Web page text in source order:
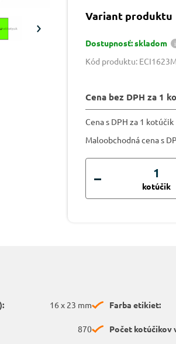
Variant produktu
Dostupnosť: skladom
Kód produktu:
Cena bez DPH za 1
Cena s DPH za 1 kotúčik
Maloobchodná cena s
kotúčik
16 x 23 mm Farba etikiet:
870 Počet kotúčikov